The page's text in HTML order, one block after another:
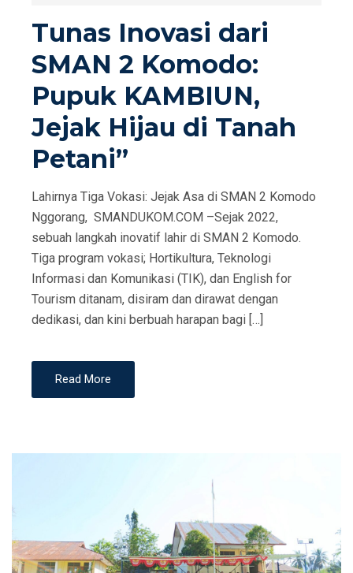
O
N
Tunas Inovasi dari
SMAN 2 Komodo:
Pupuk KAMBIUN,
Jejak Hijau di Tanah
Petani”
Lahirnya Tiga Vokasi: Jejak Asa di SMAN 2 Komodo
Nggorang, SMANDUKOM.COM –Sejak 2022,
sebuah langkah inovatif lahir di SMAN 2 Komodo.
Tiga program vokasi; Hortikultura, Teknologi
Informasi dan Komunikasi (TIK), dan English for
Tourism ditanam, disiram dan dirawat dengan
dedikasi, dan kini berbuah harapan bagi […]
Read More